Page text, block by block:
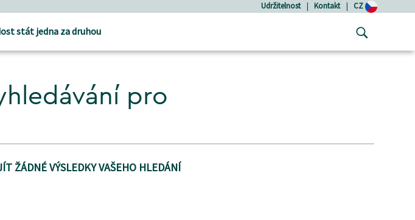
Udržitelnost | Kontakt | CZ
stát jedna za druhou
pro
ŽÁDNÉ VÝSLEDKY VAŠEHO HLEDÁNÍ